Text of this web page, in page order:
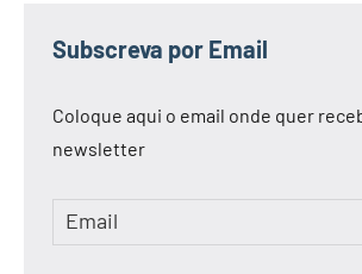
Subscreva por Email
Coloque aqui o email onde quer
newsletter
Email